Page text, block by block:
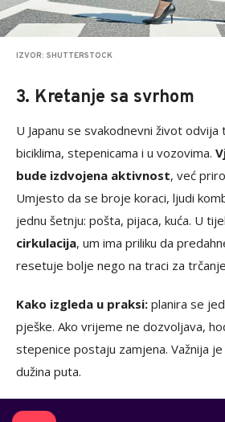
IZVOR: SHUTTERSTOCK
3. Kretanje sa svrhom
U Japanu se svakodnevni život
biciklima, stepenicama i u vozovima.
bude izdvojena aktivnost, već
Umjesto da se broje koraci, ljudi
jednu šetnju: pošta, pijaca, kuća. U
cirkulacija, um ima priliku da
resetuje bolje nego na traci za
Kako izgleda u praksi: planira se
pješke. Ako vrijeme ne dozvoljava,
stepenice postaju zamjena. Važnija
dužina puta.